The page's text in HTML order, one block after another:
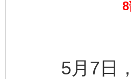
5月7日，